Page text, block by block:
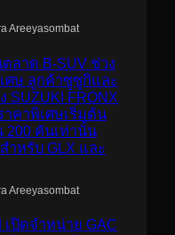
Areeyasombat
ลาด B-SUV ช่วง
ศษ ลูกค้าซูซูกิและ
SUZUKI FRONX
าคาพิเศษเริ่มต้น
200 คันเท่านั้น
หรับ GLX และ
Areeyasombat
เปิดจำหน่าย GAC